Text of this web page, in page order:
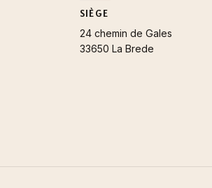
SIÈGE
24 chemin de Gales
33650 La Brede